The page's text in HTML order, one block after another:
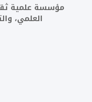
مؤسسة علمية
العلمي،